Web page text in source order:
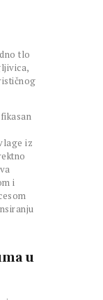
tlo
iz
i
u